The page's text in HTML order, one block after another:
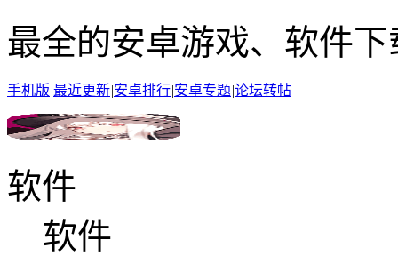
最全的安卓游戏、软件下
手机版|最近更新|安卓排行|安卓专题|论坛转帖
软件
软件